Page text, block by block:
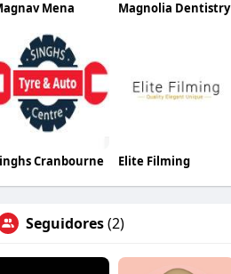
Mena Magnolia Dentistry
Cranbourne Elite Filming
Seguidores(2)